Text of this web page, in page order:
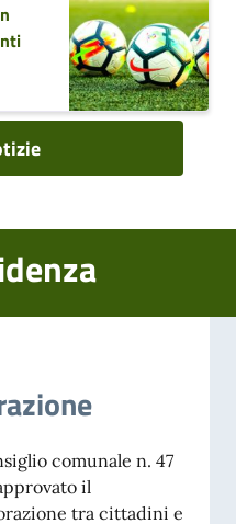
comunale n. 47
il
tra cittadini e